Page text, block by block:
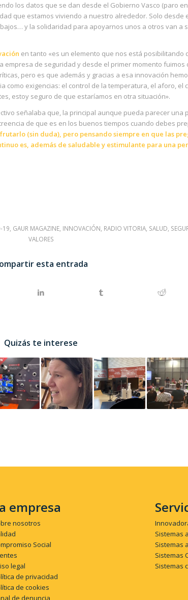
los datos que se dan desde el Gobierno Vasco (paro
que estamos viviendo a nuestro alrededor. Solo desde
y la solidaridad para apoyarnos unos a otros van a
en tanto «es un elemento que nos está posibilitando
empresa de seguridad y desde el primer momento fuimos
pero es que además y gracias a esa innovación
exigencias: el control de la temperatura, el aforo, el
estoy seguro de que estaríamos en otra situación».
señalaba que, la principal aunque pueda parecer una
de que es en los buenos tiempos cuando debes
(sin duda), pero pensando siempre en que las
es, además de saludable y estimulante para una
19 GAUR MAGAZINE INNOVACIÓN RADIO VITORIA SALUD
VALORES
esta entrada
Quizás te interese
empresa
nosotros
Social
legal
de privacidad
de cookies
de denuncia
Sistemas
Sistemas
Sistemas
Sistemas